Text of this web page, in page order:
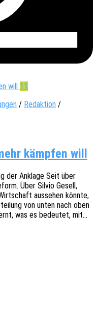
11
/ Redaktion /
kämpfen will
der Ankla­ge Seit über
Über Silvio Gesell,
ausse­hen könnte,
von unten nach oben
was es bedeu­tet, mit…